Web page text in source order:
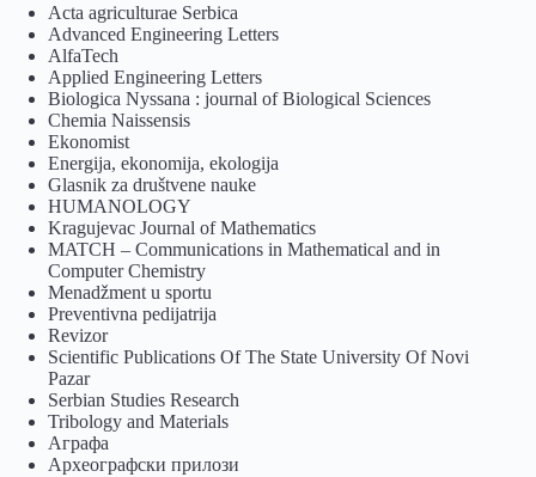
Acta agriculturae Serbica
Advanced Engineering Letters
AlfaTech
Applied Engineering Letters
Biologica Nyssana : journal of Biological Sciences
Chemia Naissensis
Ekonomist
Energija, ekonomija, ekologija
Glasnik za društvene nauke
HUMANOLOGY
Kragujevac Journal of Mathematics
MATCH – Communications in Mathematical and in
Computer Chemistry
Menadžment u sportu
Preventivna pedijatrija
Revizor
Scientific Publications Of The State University Of Novi
Pazar
Serbian Studies Research
Tribology and Materials
Аграфа
Археографски прилози